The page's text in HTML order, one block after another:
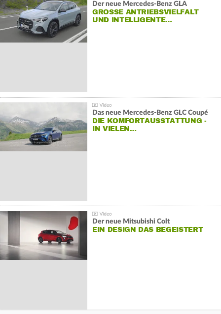
Der neue Mercedes-Benz GLA
GROSSE ANTRIEBSVIELFALT U
ND INTELLIGENTE…
Das neue Mercedes-Benz GLC Coupé
DIE KOMFORTAUSSTATTUNG -
IN VIELEN…
Der neue Mitsubishi Colt
EIN DESIGN DAS BEGEISTERT